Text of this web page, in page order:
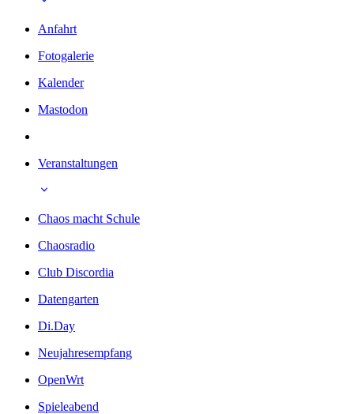
Anfahrt
Fotogalerie
Kalender
Mastodon
Veranstaltungen
Chaos macht Schule
Chaosradio
Club Discordia
Datengarten
Di.Day
Neujahresempfang
OpenWrt
Spieleabend